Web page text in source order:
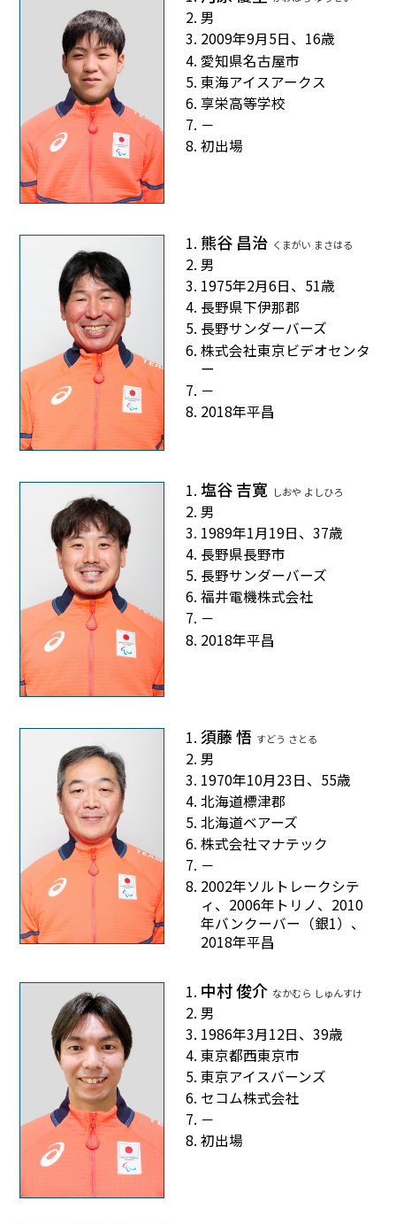
男
2009年9月5日、16歳
愛知県名古屋市
東海アイスアークス
享栄高等学校
－
初出場
熊谷 昌治 くまがい まさはる
男
1975年2月6日、51歳
長野県下伊那郡
長野サンダーバーズ
株式会社東京ビデオセンタ
ー
－
2018年平昌
塩谷 吉寛 しおや よしひろ
男
1989年1月19日、37歳
長野県長野市
長野サンダーバーズ
福井電機株式会社
－
2018年平昌
須藤 悟 すどう さとる
男
1970年10月23日、55歳
北海道標津郡
北海道ベアーズ
株式会社マナテック
－
2002年ソルトレークシテ
ィ、2006年トリノ、2010
年バンクーバー（銀1）、
2018年平昌
中村 俊介 なかむら しゅんすけ
男
1986年3月12日、39歳
東京都西東京市
東京アイスバーンズ
セコム株式会社
－
初出場